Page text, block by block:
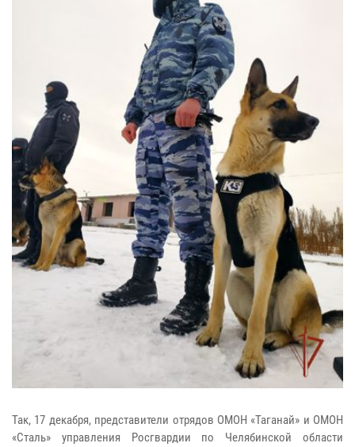
Так, 17 декабря, представители отрядов ОМОН «Таганай» и ОМОН
«Сталь» управления Росгвардии по Челябинской области